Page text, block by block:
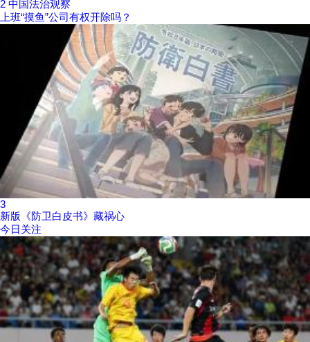
2 中国法治观察
上班“摸鱼”公司有权开除吗？
3
新版《防卫白皮书》藏祸心
今日关注